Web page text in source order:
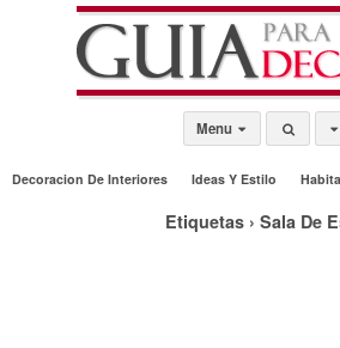
Menu
Decoracion De Interiores Ideas Y Estilo
Etiquetas › Sala De